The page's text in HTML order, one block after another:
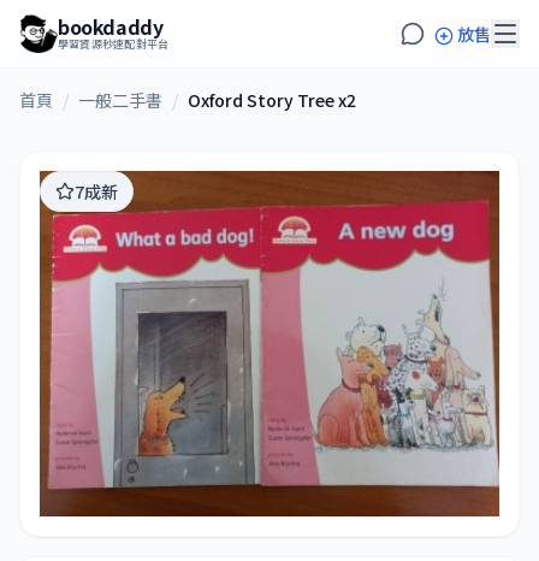
bookdaddy
學習資源秒速配對平台 放售
首頁 / 一般二手書 / Oxford Story Tree x2
7成新